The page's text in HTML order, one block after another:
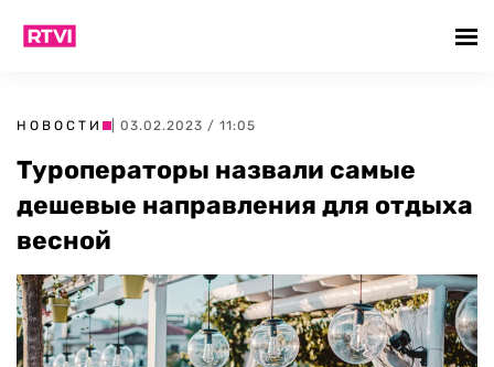
НОВОСТИ | 03.02.2023 / 11:05
Туроператоры назвали самые
дешевые направления для отдыха
весной